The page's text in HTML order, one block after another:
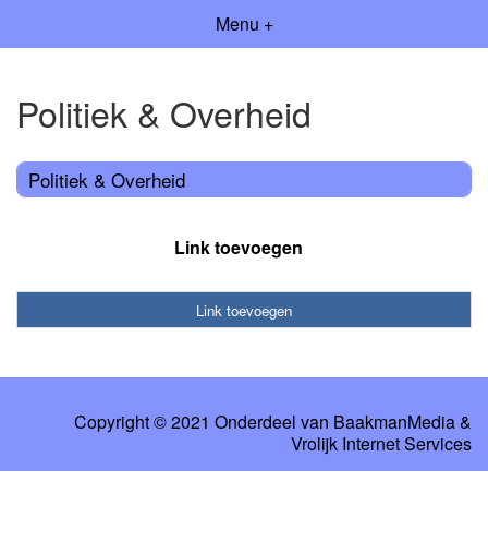
Menu +
Politiek & Overheid
Politiek & Overheid
Link toevoegen
Link toevoegen
Copyright © 2021 Onderdeel van BaakmanMedia&
Vrolijk Internet Services